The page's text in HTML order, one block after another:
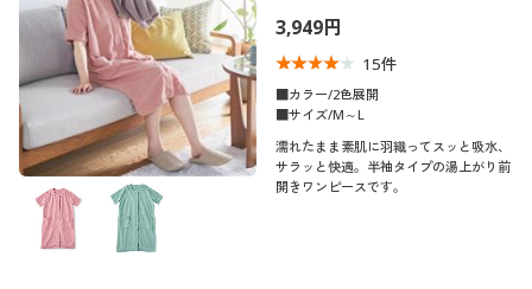
3,949円
15件
■カラー/2色展開
■サイズ/M～L
濡れたまま素肌に羽織ってスッと吸水、
サラッと快適。半袖タイプの湯上がり前
開きワンピースです。